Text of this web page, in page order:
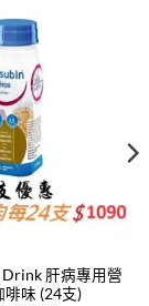
Drink 肝病專用營
味 (24支)